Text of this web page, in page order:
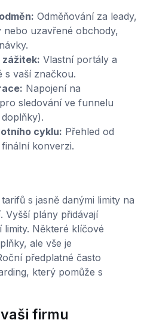
Odměňování za leady,
uzavřené obchody,
zážitek: Vlastní portály a
s vaší značkou.
Napojení na
sledování ve funnelu
cyklu: Přehled od
konverzi.
s jasně danými limity na
Vyšší plány přidávají
Některé klíčové
ale vše je
předplatné často
který pomůže s
firmu